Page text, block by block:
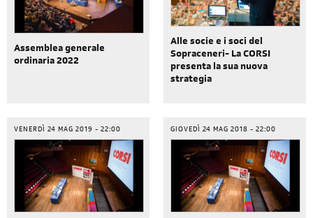
Assemblea generale
ordinaria 2022
Alle socie e i soci del
Sopraceneri- La CORSI
presenta la sua nuova
strategia
VENERDÌ 24 MAG 2019 - 22:00 GIOVEDÌ 24 MAG 2018 - 22:00